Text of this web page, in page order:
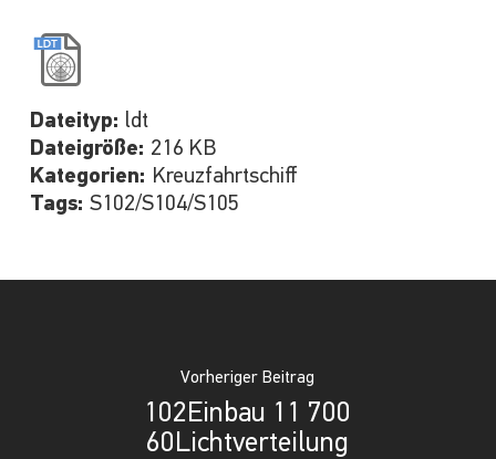
Dateityp: ldt
Dateigröße: 216 KB
Kategorien: Kreuzfahrtschiff
Tags: S102/S104/S105
Vorheriger Beitrag
102Einbau 11 700
60Lichtverteilung